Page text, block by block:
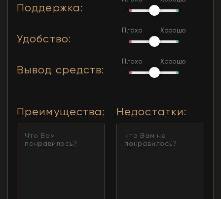
Поддержка:
Удобство:
Плохо Хорошо
Вывод средств:
Плохо Хорошо
Преимущества: Недостатки: